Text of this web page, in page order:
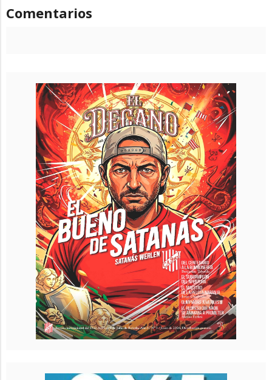
Comentarios